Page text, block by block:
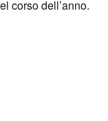
corso dell’anno.